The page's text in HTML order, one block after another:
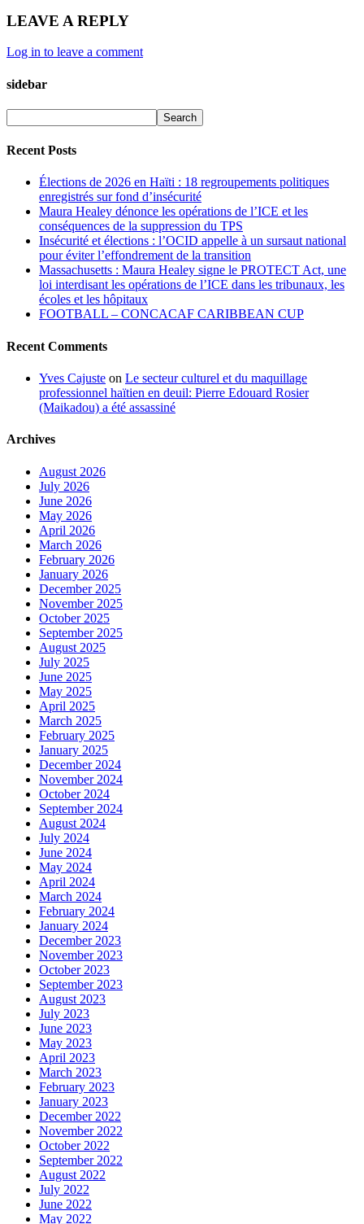
LEAVE A REPLY
Log in to leave a comment
sidebar
Recent Posts
Élections de 2026 en Haïti : 18 regroupements politiques
enregistrés sur fond d’insécurité
Maura Healey dénonce les opérations de l’ICE et les
conséquences de la suppression du TPS
Insécurité et élections : l’OCID appelle à un sursaut national
pour éviter l’effondrement de la transition
Massachusetts : Maura Healey signe le PROTECT Act, une
loi interdisant les opérations de l’ICE dans les tribunaux, les
écoles et les hôpitaux
FOOTBALL – CONCACAF CARIBBEAN CUP
Recent Comments
Yves Cajuste on Le secteur culturel et du maquillage
professionnel haïtien en deuil: Pierre Edouard Rosier
(Maikadou) a été assassiné
Archives
August 2026
July 2026
June 2026
May 2026
April 2026
March 2026
February 2026
January 2026
December 2025
November 2025
October 2025
September 2025
August 2025
July 2025
June 2025
May 2025
April 2025
March 2025
February 2025
January 2025
December 2024
November 2024
October 2024
September 2024
August 2024
July 2024
June 2024
May 2024
April 2024
March 2024
February 2024
January 2024
December 2023
November 2023
October 2023
September 2023
August 2023
July 2023
June 2023
May 2023
April 2023
March 2023
February 2023
January 2023
December 2022
November 2022
October 2022
September 2022
August 2022
July 2022
June 2022
May 2022